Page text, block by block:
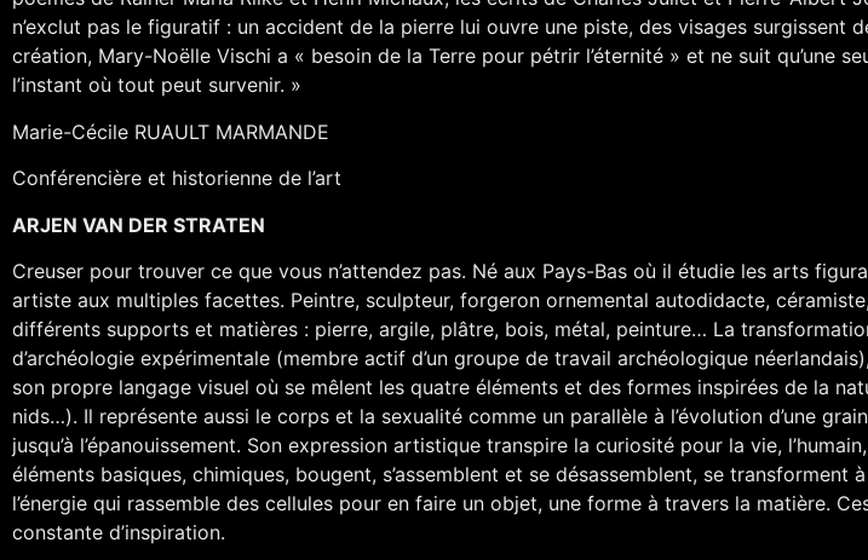
n’exclut pas le figuratif : un accident de la pierre lui ouvre une piste, des visages surgissent
création, Mary-Noëlle Vischi a « besoin de la Terre pour pétrir l’éternité » et ne suit qu’une
l’instant où tout peut survenir. »
Marie-Cécile RUAULT MARMANDE
Conférencière et historienne de l’art
ARJEN VAN DER STRATEN
Creuser pour trouver ce que vous n’attendez pas. Né aux Pays-Bas où il étudie les arts
artiste aux multiples facettes. Peintre, sculpteur, forgeron ornemental autodidacte,
différents supports et matières : pierre, argile, plâtre, bois, métal, peinture… La
d’archéologie expérimentale (membre actif d’un groupe de travail archéologique
son propre langage visuel où se mêlent les quatre éléments et des formes inspirées de la
nids…). Il représente aussi le corps et la sexualité comme un parallèle à l’évolution d’une
jusqu’à l’épanouissement. Son expression artistique transpire la curiosité pour la vie,
éléments basiques, chimiques, bougent, s’assemblent et se désassemblent, se transforment
l’énergie qui rassemble des cellules pour en faire un objet, une forme à travers la matière.
constante d’inspiration.